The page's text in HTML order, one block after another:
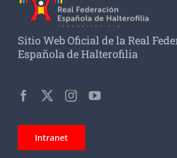
Sitio Web Oficial de la Real
Española de Halterofilia
Intranet